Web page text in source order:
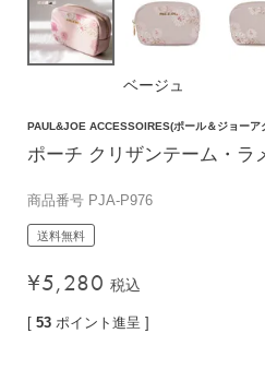
バッグ
ショルダーバッグ
リュック
バッグその他
ベージュ
PAUL&JOE ACCESSOIRES(ポール＆ジョーア
ポーチ クリザンテーム・ラ
商品番号 PJA-P976
送料無料
¥5,280 税込
[ 53 ポイント進呈 ]